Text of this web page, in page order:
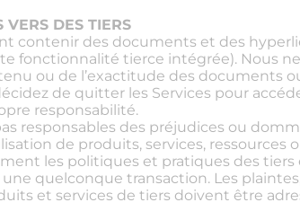
VERS DES TIERS
contenir des documents et des
fonctionnalité tierce intégrée). Nous
ou de l’exactitude des documents
de quitter les Services pour
responsabilité.
responsables des préjudices ou
de produits, services, ressources
les politiques et pratiques des tiers
quelconque transaction. Les
et services de tiers doivent être